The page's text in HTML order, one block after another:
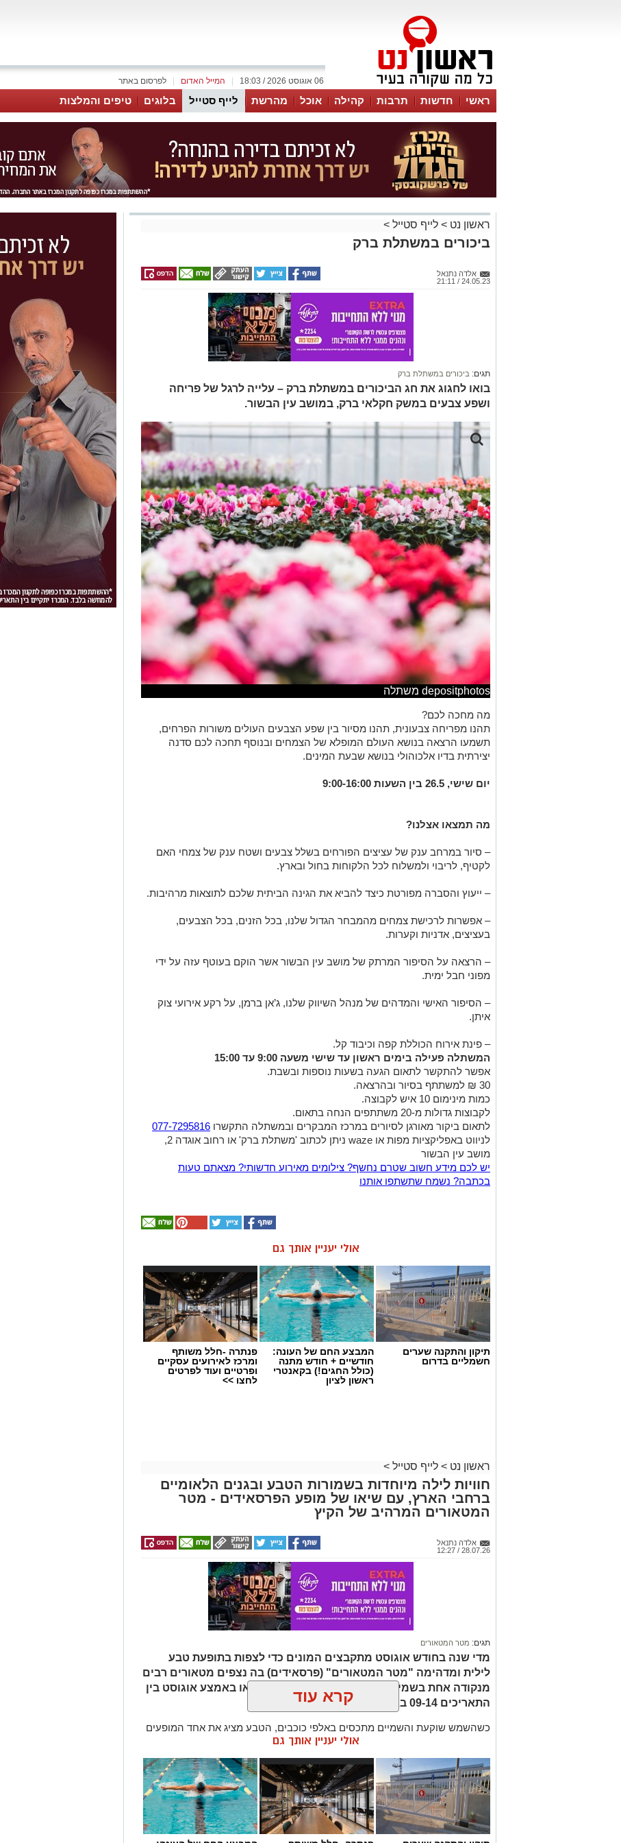
לפרסום באתר המייל האדום 06 אוגוסט 2026 / 18:03
ראשי חדשות תרבות קהילה אוכל מהרשת לייף סטייל בלוגים טיפים והמלצות
ראשון נט > לייף סטייל >
ביכורים במשתלת ברק
אלדה נתנאל
24.05.23 / 21:11
תגים: ביכורים במשתלת ברק
בואו לחגוג את חג הביכורים במשתלת ברק – עלייה לרגל של פריחה
ושפע צבעים במשק חקלאי ברק, במושב עין הבשור.
depositphotos משתלה
מה מחכה לכם?
תהנו מפריחה צבעונית, תהנו מסיור בין שפע הצבעים העולים משורות הפרחים,
תשמעו הרצאה בנושא העולם המופלא של הצמחים ובנוסף תחכה לכם סדנה
יצירתית בדיו אלכוהולי בנושא שבעת המינים.
יום שישי, 26.5 בין השעות 9:00-16:00
מה תמצאו אצלנו?
– סיור במרחב ענק של עציצים הפורחים בשלל צבעים ושטח ענק של צמחי האם
לקטיף, לריבוי ולמשלוח לכל הלקוחות בחול ובארץ.
– ייעוץ והסברה מפורטת כיצד להביא את הגינה הביתית שלכם לתוצאות מרהיבות.
– אפשרות לרכישת צמחים מהמבחר הגדול שלנו, בכל הזנים, בכל הצבעים,
בעציצים, אדניות וקערות.
– הרצאה על הסיפור המרתק של מושב עין הבשור אשר הוקם בעוטף עזה על ידי
מפוני חבל ימית.
– הסיפור האישי והמדהים של מנהל השיווק שלנו, ג’אן ברמן, על רקע אירועי צוק
איתן.
– פינת אירוח הכוללת קפה וכיבוד קל.
המשתלה פעילה בימים ראשון עד שישי משעה 9:00 עד 15:00
אפשר להתקשר לתאום הגעה בשעות נוספות ובשבת.
30 ₪ למשתתף בסיור ובהרצאה.
כמות מינימום 10 איש לקבוצה.
לקבוצות גדולות מ-20 משתתפים הנחה בתאום.
לתאום ביקור מאורגן לסיורים במרכז המבקרים ובמשתלה התקשרו 077-7295816
לניווט באפליקציות מפות או waze ניתן לכתוב 'משתלת ברק' או רחוב אוגדה 2,
מושב עין הבשור
יש לכם מידע חשוב שטרם נחשף? צילומים מאירוע חדשותי? מצאתם טעות
בכתבה? נשמח שתשתפו אותנו
אולי יעניין אותך גם
תיקון והתקנה שערים
חשמליים בדרום
המבצע החם של העונה:
חודשיים + חודש מתנה
(כולל החגים!) בקאנטרי
ראשון לציון
פנתרה -חלל משותף
ומרכז לאירועים עסקיים
ופרטיים ועוד לפרטים
לחצו >>
ראשון נט > לייף סטייל >
חוויות לילה מיוחדות בשמורות הטבע ובגנים הלאומיים
ברחבי הארץ, עם שיאו של מופע הפרסאידים - מטר
המטאורים המרהיב של הקיץ
אלדה נתנאל
28.07.26 / 12:27
תגים: מטר המטאורים
מדי שנה בחודש אוגוסט מתקבצים המונים כדי לצפות בתופעת טבע
לילית ומדהימה "מטר המטאורים" (פרסאידים) בה נצפים מטאורים רבים
מנקודה אחת בשמי הלילה. השנה המטר מגיע לשיאו באמצע אוגוסט בין
התאריכים 09-14 באוגוסט 2026.
כשהשמש שוקעת והשמיים מתכסים באלפי כוכבים, הטבע מציג את אחד המופעים
המרהיבים של השנה - מטר הפרסאידים. זו ההזדמנות לעצור לרגע, להתרחק
לכת, ערפיליות וסיפורי חלל.
מטר הפרסאידים, מתרחש כתוצאה ממפגש כדור הארץ עם השובל של כוכב השביט
סוויפט-טאטל, הוא נחשב כמטר גדול במיוחד שבו ניתן לראות מטאורים רבים בלי
שימוש באמצעי ראייה. בשיא המטר, קצב המטאורים הנראים מגיע ל-80 עד 100
מטאורים בשעה.
קרא עוד
אולי יעניין אותך גם